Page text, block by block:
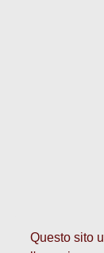
Questo sito